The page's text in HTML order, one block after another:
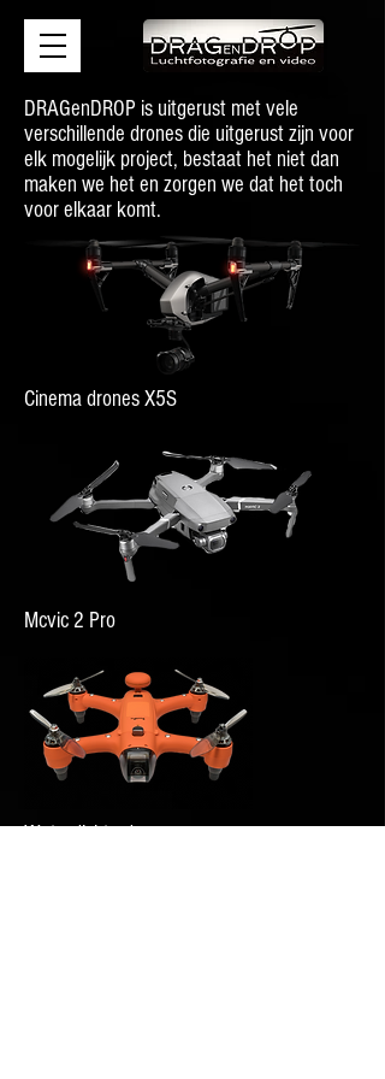
DRAGenDROP is uitgerust met vele
verschillende drones die uitgerust zijn voor
elk mogelijk project, bestaat het niet dan
maken we het en zorgen we dat het toch
voor elkaar komt.
Cinema drones X5S
Mcvic 2 Pro
Waterdichte drones